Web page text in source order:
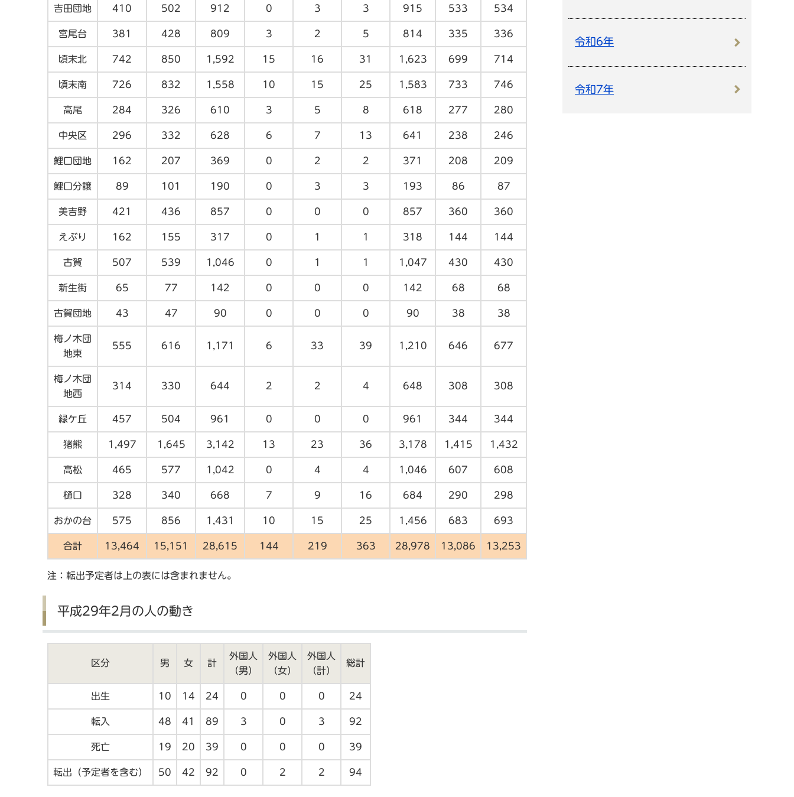
吉田団地 410 502 912 0 3 3 915 533 534
宮尾台 381 428 809 3 2 5 814 335 336
頃末北 742 850 1,592 15 16 31 1,623 699 714
頃末南 726 832 1,558 10 15 25 1,583 733 746
高尾 284 326 610 3 5 8 618 277 280
中央区 296 332 628 6 7 13 641 238 246
鯉口団地 162 207 369 0 2 2 371 208 209
鯉口分譲 89 101 190 0 3 3 193 86 87
美吉野 421 436 857 0 0 0 857 360 360
えぶり 162 155 317 0 1 1 318 144 144
古賀 507 539 1,046 0 1 1 1,047 430 430
新生街 65 77 142 0 0 0 142 68 68
古賀団地 43 47 90 0 0 0 90 38 38
梅ノ木団
地東
555 616 1,171 6 33 39 1,210 646 677
梅ノ木団
地西
314 330 644 2 2 4 648 308 308
緑ケ丘 457 504 961 0 0 0 961 344 344
猪熊 1,497 1,645 3,142 13 23 36 3,178 1,415 1,432
高松 465 577 1,042 0 4 4 1,046 607 608
樋口 328 340 668 7 9 16 684 290 298
おかの台 575 856 1,431 10 15 25 1,456 683 693
合計 13,464 15,151 28,615 144 219 363 28,978 13,086 13,253
注：転出予定者は上の表には含まれません。
平成29年2月の人の動き
区分 男 女 計
外国人
（男）
外国人
（女）
外国人
（計）
総計
出生 10 14 24 0 0 0 24
転入 48 41 89 3 0 3 92
死亡 19 20 39 0 0 0 39
転出（予定者を含む） 50 42 92 0 2 2 94
令和6年
令和7年